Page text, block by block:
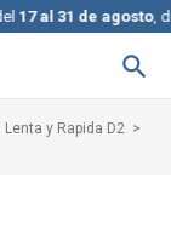
31 de agosto,

y Rapida D2